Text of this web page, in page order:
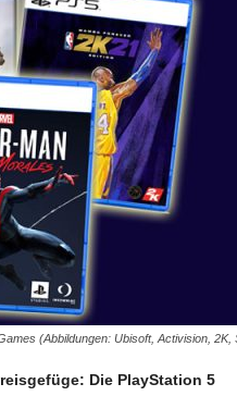
(Abbildungen: Ubisoft, Activision, 2K,
Die PlayStation 5